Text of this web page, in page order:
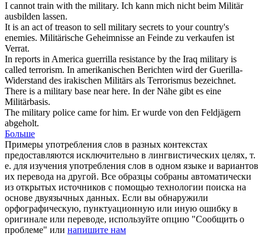
I cannot train with the military. Ich kann mich nicht beim Militär
ausbilden lassen.
It is an act of treason to sell military secrets to your country's
enemies. Militärische Geheimnisse an Feinde zu verkaufen ist
Verrat.
In reports in America guerrilla resistance by the Iraq military is
called terrorism. In amerikanischen Berichten wird der Guerilla-
Widerstand des irakischen Militärs als Terrorismus bezeichnet.
There is a military base near here. In der Nähe gibt es eine
Militärbasis.
The military police came for him. Er wurde von den Feldjägern
abgeholt.
Больше
Примеры употребления слов в разных контекстах
предоставляются исключительно в лингвистических целях, т.
е. для изучения употребления слов в одном языке и вариантов
их перевода на другой. Все образцы собраны автоматически
из открытых источников с помощью технологии поиска на
основе двуязычных данных. Если вы обнаружили
орфографическую, пунктуационную или иную ошибку в
оригинале или переводе, используйте опцию "Сообщить о
проблеме" или напишите нам